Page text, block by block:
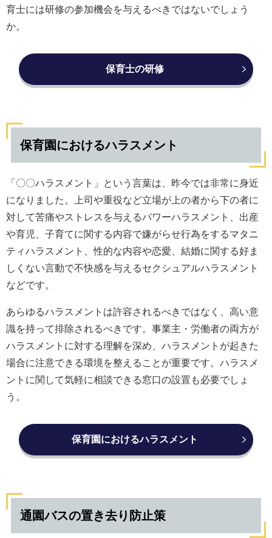
育士には研修の参加機会を与えるべきではないでしょう
か。
保育士の研修
保育園におけるハラスメント
「〇〇ハラスメント」という言葉は、昨今では非常に身近
になりました。上司や重役など立場が上の者から下の者に
対して苦痛やストレスを与えるパワーハラスメント、出産
や育児、子育てに関する内容で嫌がらせ行為をするマタニ
ティハラスメント、性的な内容や恋愛、結婚に関する好ま
しくない言動で不快感を与えるセクシュアルハラスメント
などです。
あらゆるハラスメントは許容されるべきではなく、高い意
識を持って排除されるべきです。事業主・労働者の両方が
ハラスメントに対する理解を深め、ハラスメントが起きた
場合に注意できる環境を整えることが重要です。ハラスメ
ントに関して気軽に相談できる窓口の設置も必要でしょ
う。
保育園におけるハラスメント
通園バスの置き去り防止策